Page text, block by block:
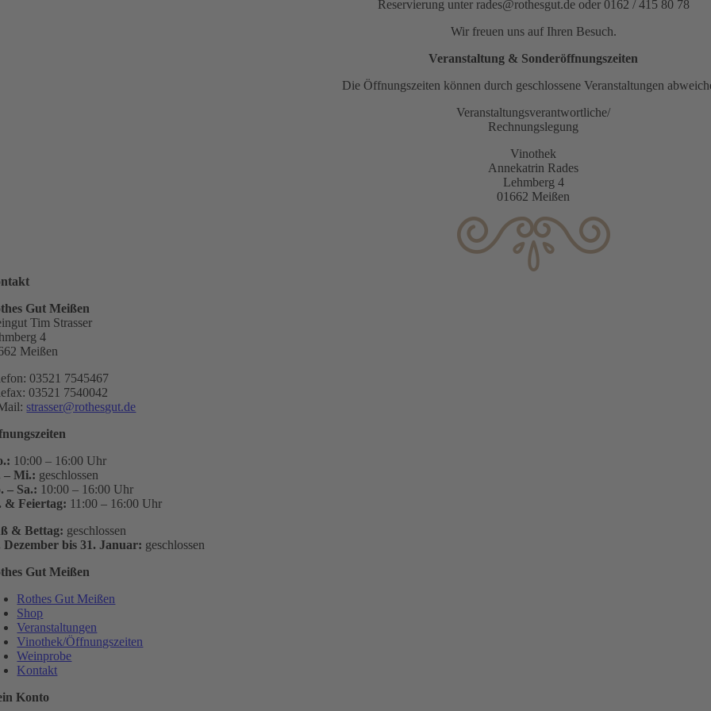
Reservierung unter rades@rothesgut.de oder 0162 / 415 80 78
Wir freuen uns auf Ihren Besuch.
Veranstaltung & Sonderöffnungszeiten
Die Öffnungszeiten können durch geschlossene Veranstaltungen
Veranstaltungsverantwortliche/
Rechnungslegung
Vinothek
Annekatrin Rades
Lehmberg 4
01662 Meißen
Gut Meißen
Tim Strasser
4
Meißen
03521 7545467
03521 7540042
strasser@rothesgut.de
10:00 – 16:00 Uhr
– Mi.: geschlossen
– Sa.: 10:00 – 16:00 Uhr
& Feiertag: 11:00 – 16:00 Uhr
& Bettag: geschlossen
Dezember bis 31. Januar: geschlossen
Gut Meißen
Rothes Gut Meißen
Shop
Veranstaltungen
Vinothek/Öffnungszeiten
Weinprobe
Kontakt
Konto